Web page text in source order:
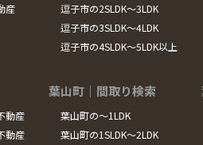
産
逗子市の2SLDK～3LDK
逗子市の3SLDK～4LDK
逗子市の4SLDK～5LDK以上
動産
動産
葉山町｜間取り検索
葉山町の～1LDK
葉山町の1SLDK～2LDK